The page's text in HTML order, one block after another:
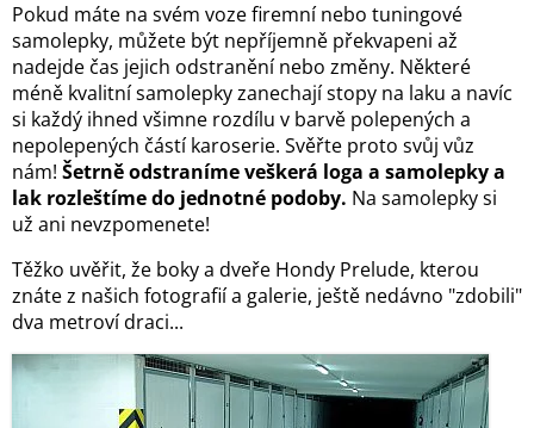
Pokud máte na svém voze firemní nebo tuningové
samolepky, můžete být nepříjemně překvapeni až
nadejde čas jejich odstranění nebo změny. Některé
méně kvalitní samolepky zanechají stopy na laku a navíc
si každý ihned všimne rozdílu v barvě polepených a
nepolepených částí karoserie. Svěřte proto svůj vůz
nám! Šetrně odstraníme veškerá loga a samolepky a
lak rozleštíme do jednotné podoby. Na samolepky si
už ani nevzpomenete!
Těžko uvěřit, že boky a dveře Hondy Prelude, kterou
znáte z našich fotografií a galerie, ještě nedávno "zdobili"
dva metroví draci...